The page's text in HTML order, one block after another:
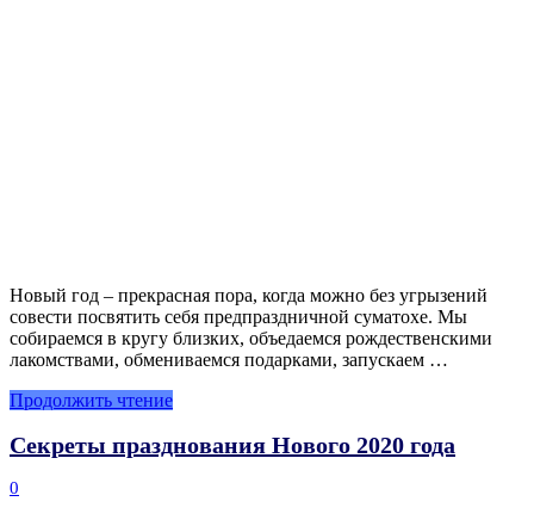
Новый год – прекрасная пора, когда можно без угрызений
совести посвятить себя предпраздничной суматохе. Мы
собираемся в кругу близких, объедаемся рождественскими
лакомствами, обмениваемся подарками, запускаем …
Продолжить чтение
Секреты празднования Нового 2020 года
0